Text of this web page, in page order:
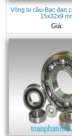
Vòng bi cầu-Bạc đạn
15x32x9
Giá: